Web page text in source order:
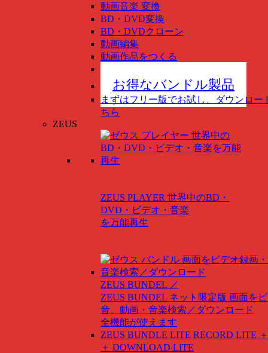
動画音楽 変換
BD・DVD変換
BD・DVDクローン
動画編集
動画作品をつくる
お得なバンドル製品
まずはフリー版でお試し、ダウンロー
ちら
ZEUS
ZEUS PLAYER 世界中のBD・
DVD・ビデオ・音楽
を万能再生
ZEUS BUNDEL ／
ZEUS BUNDEL ネット限定版 画面を
音、動画・音楽検索／ダウンロード
全機能が使えます
ZEUS BUNDLE LITE RECORD LITE
＋ DOWNLOAD LITE